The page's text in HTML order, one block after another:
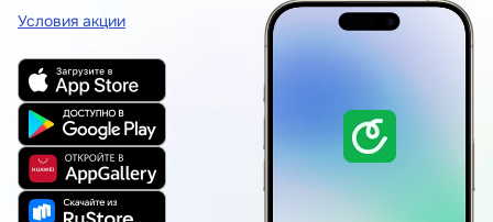
Условия акции